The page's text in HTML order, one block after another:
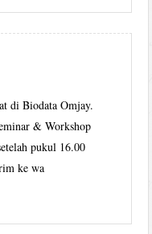
di Biodata Omjay.
& Workshop
pukul 16.00
ke wa